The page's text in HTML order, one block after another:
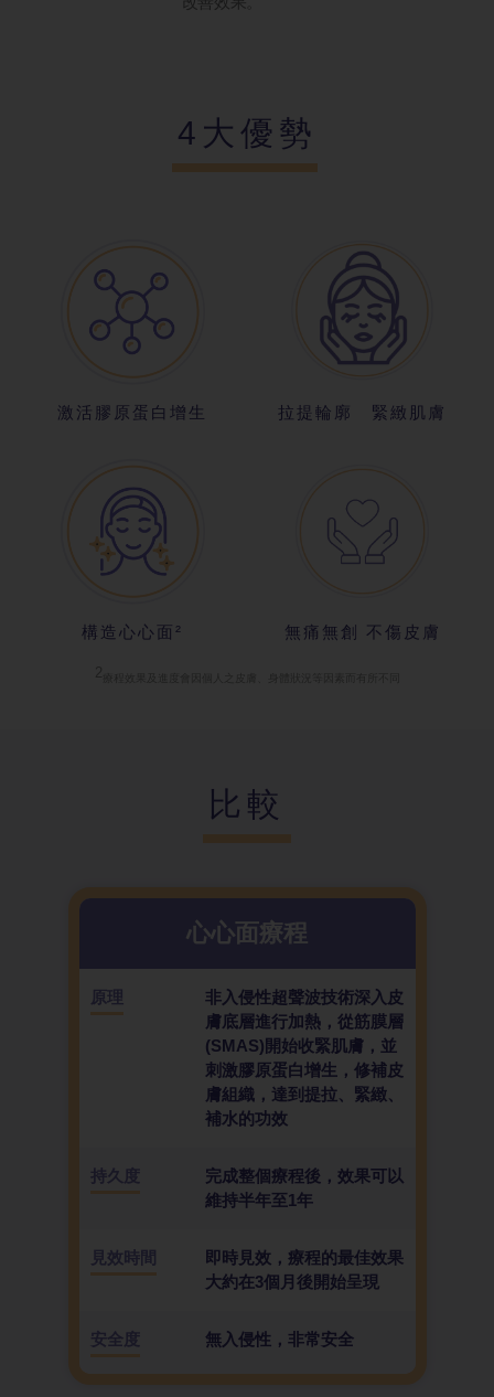
4大優勢
激活膠原蛋白 增生 拉提輪廓 緊 緻肌膚
構造心心面² 無痛無創 不 傷皮膚
比較
心心面療程
原理
非入侵性超聲波技術深入皮
膚底層進行加熱，從筋膜層
(SMAS)開始收緊肌膚，並
刺激膠原蛋白增生，修補皮
膚組織，達到提拉、緊緻、
補水的功效
持久度
完成整個療程後，效果可以
維持半年至1年
見效時間
即時見效，療程的最佳效果
大約在3個月後開始呈現
安全度 無入侵性，非常安全